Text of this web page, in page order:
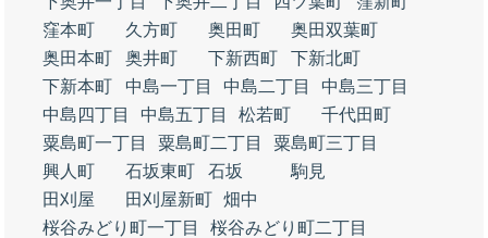
窪本町
久方町 奥田町
奥田双葉町
奥田本町
奥井町 下新西町
下新北町
下新本町
中島一丁目 中島二丁目
中島三丁目
中島四丁目
中島五丁目 松若町
千代田町
粟島町一丁目
粟島町二丁目
粟島町三丁目
興人町
石坂東町 石坂
駒見
田刈屋
田刈屋新町 畑中
桜谷みどり町一丁目
桜谷みどり町二丁目